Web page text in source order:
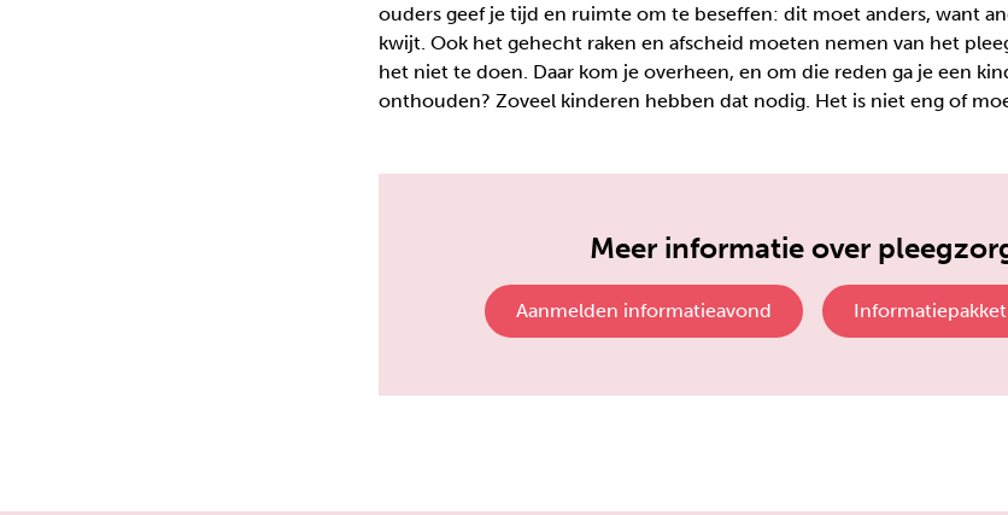
ouders geef je tijd en ruimte om te beseffen: dit moet anders, want
kwijt. Ook het gehecht raken en afscheid moeten nemen van het
het niet te doen. Daar kom je overheen, en om die reden ga je een
onthouden? Zoveel kinderen hebben dat nodig. Het is niet eng of
Meer informatie over
Aanmelden informatieavond